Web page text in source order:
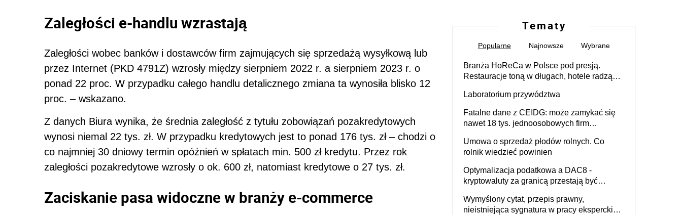
Zaległości e-handlu wzrastają
Zaległości wobec banków i dostawców firm zajmujących się sprzedażą wysyłkową lub
przez Internet (PKD 4791Z) wzrosły między sierpniem 2022 r. a sierpniem 2023 r. o
ponad 22 proc. W przypadku całego handlu detalicznego zmiana ta wynosiła blisko 12
proc. – wskazano.
Z danych Biura wynika, że średnia zaległość z tytułu zobowiązań pozakredytowych
wynosi niemal 22 tys. zł. W przypadku kredytowych jest to ponad 176 tys. zł – chodzi o
co najmniej 30 dniowy termin opóźnień w spłatach min. 500 zł kredytu. Przez rok
zaległości pozakredytowe wzrosły o ok. 600 zł, natomiast kredytowe o 27 tys. zł.
Zaciskanie pasa widoczne w branży e-commerce
Tematy
Popularne Najnowsze Wybrane
Branża HoReCa w Polsce pod presją.
Restauracje toną w długach, hotele radzą
Laboratorium przywództwa
Fatalne dane z CEIDG: może zamykać się
nawet 18 tys. jednoosobowych firm
Umowa o sprzedaż płodów rolnych. Co
rolnik wiedzieć powinien
Optymalizacja podatkowa a DAC8 -
kryptowaluty za granicą przestają być
Wymyślony cytat, przepis prawny,
nieistniejąca sygnatura w pracy eksperckiej -